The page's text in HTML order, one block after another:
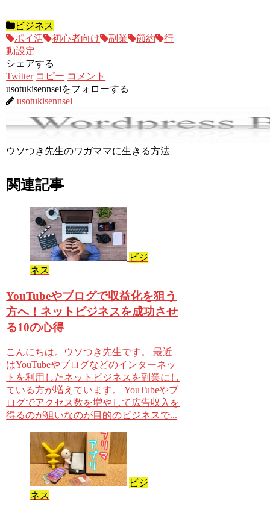
ビジネス
ポイ活
初心者向け 副業 節約
行
動設定
シェアする
Twitter コピー コメント
usotukisennseiをフォローする
usotukisennsei
ウソつき先生のワガママに生きる方法
関連記事
ビジ
ネス
YouTubeやブログで収益化を狙う
方へ！ネットビジネスを成功させ
る10の心得
こんにちは。ウソつき先生です。 最近
はYouTubeやブログなどのインターネッ
トを利用したネットビジネスを副業にし
ている方が増えています。 YouTubeやブ
ログでアクセス数を増やして広告収入を
得るのが狙いなのが目的のビジネスで...
ビジ
ネス